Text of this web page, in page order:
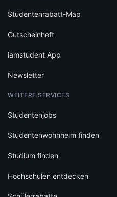
Studentenrabatt-Map
Gutscheinheft
iamstudent App
Newsletter
WEITERE SERVICES
Studentenjobs
Studentenwohnheim finden
Studium finden
Hochschulen entdecken